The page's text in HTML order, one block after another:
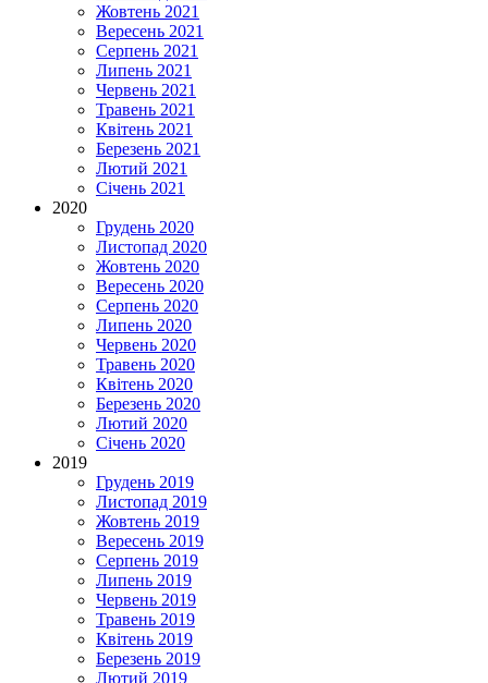
Жовтень 2021
Вересень 2021
Серпень 2021
Липень 2021
Червень 2021
Травень 2021
Квітень 2021
Березень 2021
Лютий 2021
Січень 2021
2020
Грудень 2020
Листопад 2020
Жовтень 2020
Вересень 2020
Серпень 2020
Липень 2020
Червень 2020
Травень 2020
Квітень 2020
Березень 2020
Лютий 2020
Січень 2020
2019
Грудень 2019
Листопад 2019
Жовтень 2019
Вересень 2019
Серпень 2019
Липень 2019
Червень 2019
Травень 2019
Квітень 2019
Березень 2019
Лютий 2019